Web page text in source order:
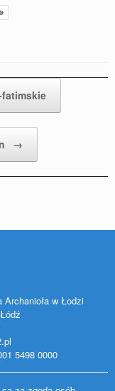
»
→
Archanioła w Łodzi
5498 0000